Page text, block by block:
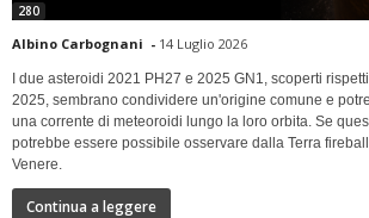
280
Albino Carbognani - 14 Luglio 2026
I due asteroidi 2021 PH27 e 2025 GN1, scoperti
2025, sembrano condividere un'origine comune e
una corrente di meteoroidi lungo la loro orbita. Se
potrebbe essere possibile osservare dalla Terra
Venere.
Continua a leggere